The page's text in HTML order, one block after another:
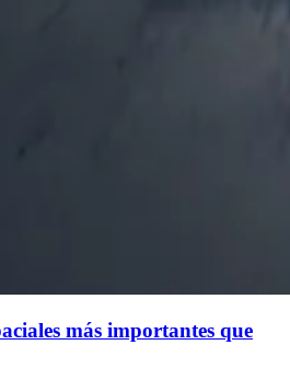
más importantes que